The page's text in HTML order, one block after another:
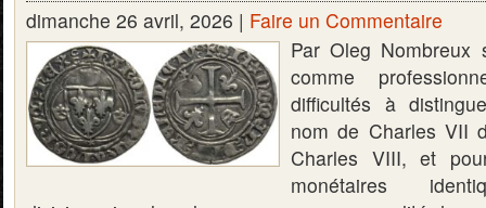
dimanche 26 avril, 2026 | Faire un Commentaire
Par Oleg Nombreux
comme
difficultés à
nom de Charles VII
Charles VIII, et
monétaires